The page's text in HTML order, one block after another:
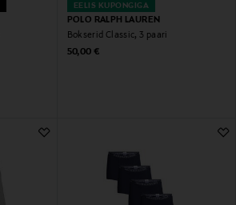
EELIS KUPONGIGA
POLO RALPH LAUREN
Bokserid Classic, 3 paari
Original Price
50,00 €